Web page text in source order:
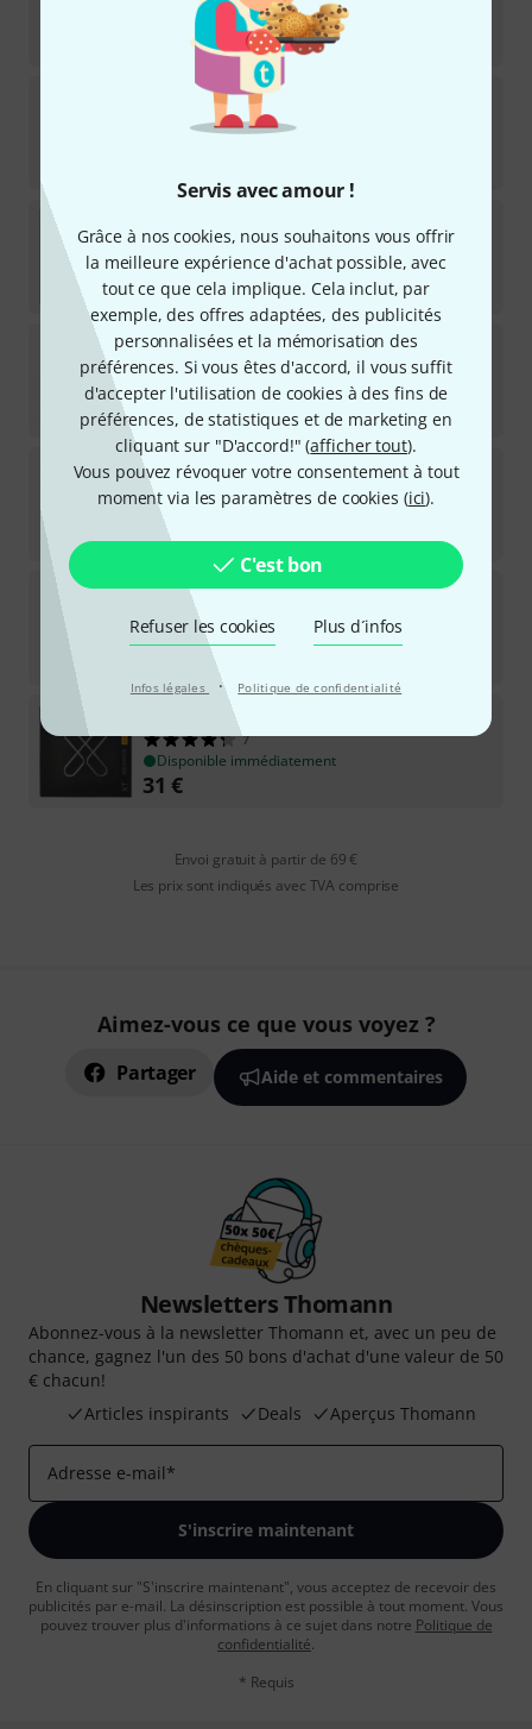
Servis avec amour !
Grâce à nos cookies, nous souhaitons vous offrir
la meilleure expérience d'achat possible, avec
tout ce que cela implique. Cela inclut, par
exemple, des offres adaptées, des publicités
personnalisées et la mémorisation des
préférences. Si vous êtes d'accord, il vous suffit
d'accepter l'utilisation de cookies à des fins de
préférences, de statistiques et de marketing en
cliquant sur "D'accord!" (afficher tout).
Vous pouvez révoquer votre consentement à tout
moment via les paramètres de cookies (ici).
C'est bon
Refuser les cookies Plus d´infos
Infos légales · Politique de confidentialité
Disponible immédiatement
3045/3035 Boomers
45
Disponible immédiatement
23,90 €
Aquila210U Short Scale Bass Strings
Disponible immédiatement
88€
RichterStrings 50-120 J. MacEachern
4
Disponible sous 1–2 semaines
39€
DaddarioEPS160
95
Disponible immédiatement
XTB50105 Medium
7
Disponible immédiatement
31 €
Envoi gratuit à partir de 69 €
Les prix sont indiqués avec TVA comprise
Aimez-vous ce que vous voyez ?
Partager Aide et commentaires
Newsletters Thomann
Abonnez-vous à la newsletter Thomann et, avec un peu de
chance, gagnez l'un des 50 bons d'achat d'une valeur de 50
€ chacun!
Articles inspirants
Deals Aperçus Thomann
Adresse e-mail*
S'inscrire maintenant
En cliquant sur "S'inscrire maintenant", vous acceptez de recevoir des
publicités par e-mail. La désinscription est possible à tout moment. Vous
pouvez trouver plus d'informations à ce sujet dans notre Politique de
confidentialité.
* Requis